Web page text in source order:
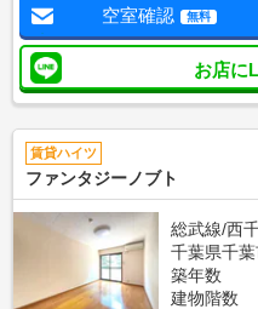
空室確認 無料
お店に
賃貸ハイツ
ファンタジーノブト
総武線/西
千葉県千
築年数
建物階数